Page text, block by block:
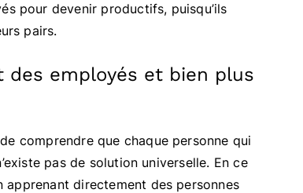
pour devenir productifs, puisqu’ils
pairs.
des employés et bien plus
comprendre que chaque personne qui
pas de solution universelle. En ce
directement des personnes